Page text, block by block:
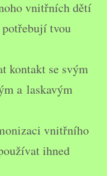
vnitřních dětí
tvou
kontakt se svým
a laskavým
vnitřního
ihned